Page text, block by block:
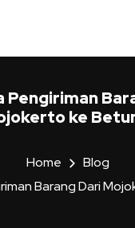
Pengiriman
ke
Home
Blog
Barang Dari